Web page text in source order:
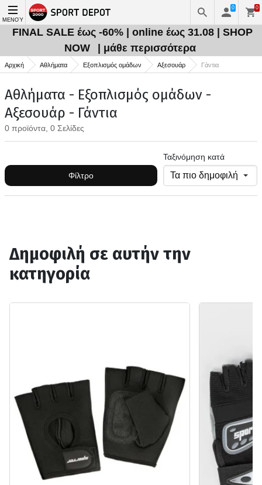
ΜΕΝΟΎ
0 0
FINAL SALE έως -60% | online έως 31.08 | SHOP
NOW
| μάθε περισσότερα
Αρχική Αθλήματα Εξοπλισμός ομάδων Αξεσουάρ Γάντια
Αθλήματα - Εξοπλισμός ομάδων -
Αξεσουάρ - Γάντια
0 προϊόντα, 0 Σελίδες
Φίλτρο
Ταξινόμηση κατά
Δημοφιλή σε αυτήν την
κατηγορία